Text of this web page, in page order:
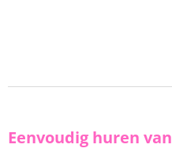
Eenvoudig huren van